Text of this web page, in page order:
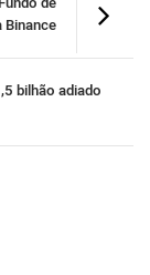
Binance
bilhão adiado